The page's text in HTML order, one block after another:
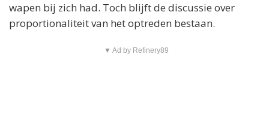
wapen bij zich had. Toch blijft de discussie over
proportionaliteit van het optreden bestaan.
▼ Ad by Refinery89